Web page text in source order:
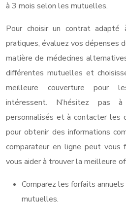
à 3 mois selon les mutuelles.
Pour choisir un contrat
pratiques, évaluez vos dépenses
matière de médecines
différentes mutuelles et
meilleure couverture pour
intéressent. N’hésitez pas
personnalisés et à contacter les
pour obtenir des informations
comparateur en ligne peut
vous aider à trouver la meilleure
Comparez les forfaits
mutuelles.